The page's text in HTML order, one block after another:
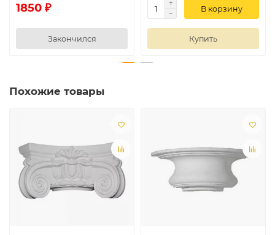
1850 ₽
Закончился
В корзину
Купить
Похожие товары